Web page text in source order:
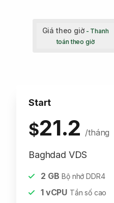
Giá theo giờ - Thanh
toán theo giờ
Start
$21.2 /tháng
Baghdad VDS
2 GB Bộ nhớ DDR4
1vCPU Tần số cao